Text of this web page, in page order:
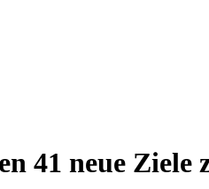
41 neue Ziele